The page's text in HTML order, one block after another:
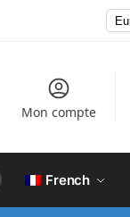
Mon compte
French